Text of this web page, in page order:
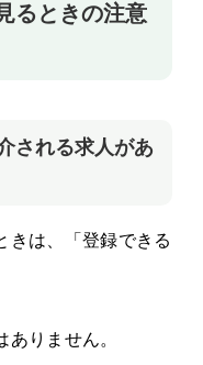
るときの注意
される求人があ
きは、「登録できる
りません。